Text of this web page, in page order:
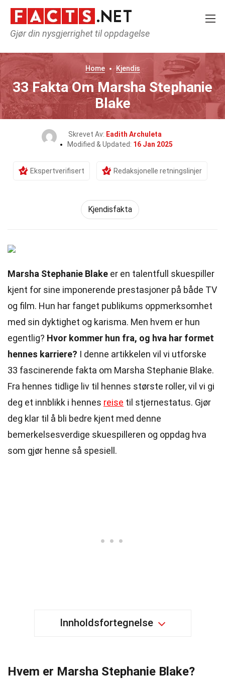
Gjør din nysgjerrighet til oppdagelse
Home Kjendis
33 Fakta Om Marsha Stephanie
Blake
Skrevet Av: Eadith Archuleta
Modified & Updated: 16 Jan 2025
Ekspertverifisert Redaksjonelle retningslinjer
Kjendisfakta
Marsha Stephanie Blake er en talentfull skuespiller
kjent for sine imponerende prestasjoner på både TV
og film. Hun har fanget publikums oppmerksomhet
med sin dyktighet og karisma. Men hvem er hun
egentlig? Hvor kommer hun fra, og hva har formet
hennes karriere? I denne artikkelen vil vi utforske
33 fascinerende fakta om Marsha Stephanie Blake.
Fra hennes tidlige liv til hennes største roller, vil vi gi
deg et innblikk i hennes reise til stjernestatus. Gjør
deg klar til å bli bedre kjent med denne
bemerkelsesverdige skuespilleren og oppdag hva
som gjør henne så spesiell.
Innholdsfortegnelse
Hvem er Marsha Stephanie Blake?